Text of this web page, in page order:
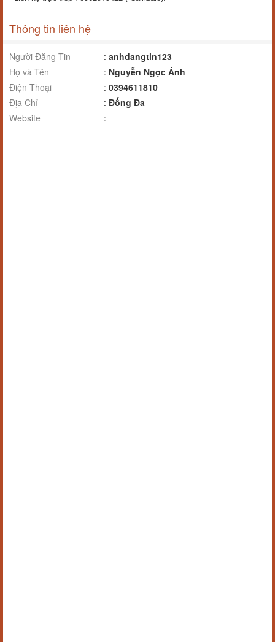
Thông tin liên hệ
Người Đăng Tin : anhdangtin123
Họ và Tên
: Nguyễn Ngọc Ánh
Điện Thoại
: 0394611810
Địa Chỉ
: Đống Đa
Website
: